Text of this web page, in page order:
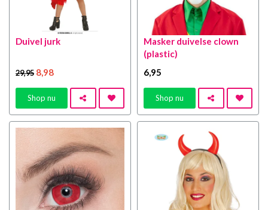
Duivel jurk
29,95 8 ,98
Shop nu
Masker duivelse clown
(plastic)
6 ,95
Shop nu